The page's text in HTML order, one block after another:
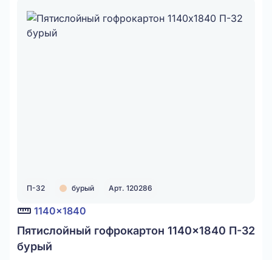
П-32 бурый Арт. 120286
1140x1840
Пятислойный гофрокартон 1140x1840 П-32
бурый